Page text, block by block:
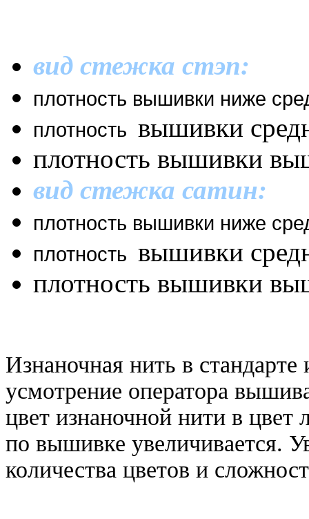
вид стежка стэп:
плотность вышивки ниже
плотность вышивки
плотность вышивки
вид стежка сатин:
плотность вышивки ниже
плотность вышивки
плотность вышивки
Изнаночная нить в стандарте
усмотрение оператора
цвет изнаночной нити в цвет
по вышивке увеличивается.
количества цветов и